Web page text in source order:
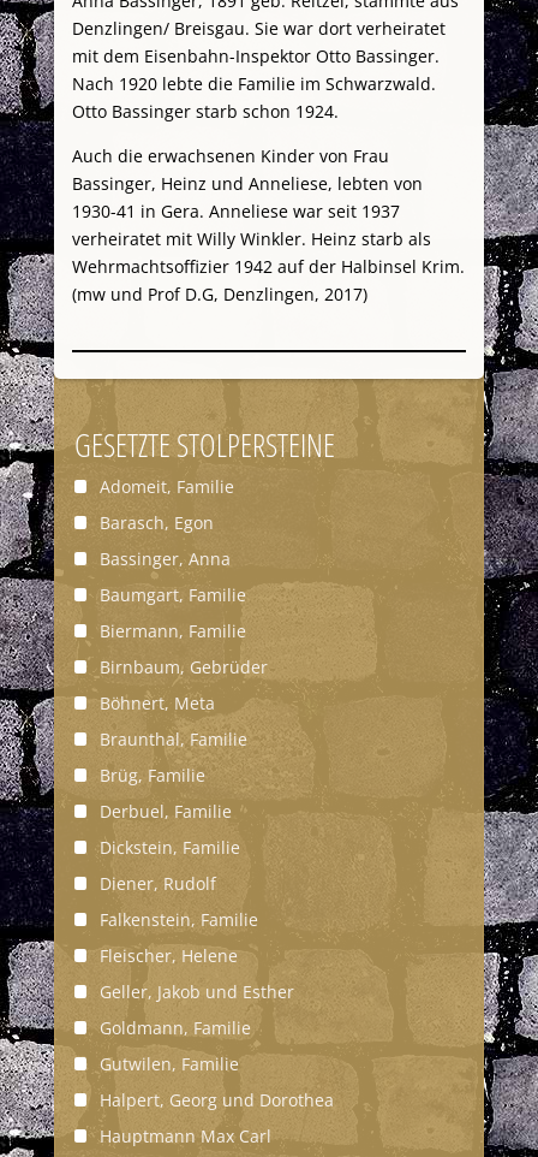
Denzlingen/ Breisgau. Sie war dort verheiratet
mit dem Eisenbahn-Inspektor Otto Bassinger.
Nach 1920 lebte die Familie im Schwarzwald.
Otto Bassinger starb schon 1924.
Auch die erwachsenen Kinder von Frau
Bassinger, Heinz und Anneliese, lebten von
1930-41 in Gera. Anneliese war seit 1937
verheiratet mit Willy Winkler. Heinz starb als
Wehrmachtsoffizier 1942 auf der Halbinsel Krim.
(mw und Prof D.G, Denzlingen, 2017)
GESETZTE STOLPERSTEINE
Adomeit, Familie
Barasch, Egon
Bassinger, Anna
Baumgart, Familie
Biermann, Familie
Birnbaum, Gebrüder
Böhnert, Meta
Braunthal, Familie
Brüg, Familie
Derbuel, Familie
Dickstein, Familie
Diener, Rudolf
Falkenstein, Familie
Fleischer, Helene
Geller, Jakob und Esther
Goldmann, Familie
Gutwilen, Familie
Halpert, Georg und Dorothea
Hauptmann Max Carl